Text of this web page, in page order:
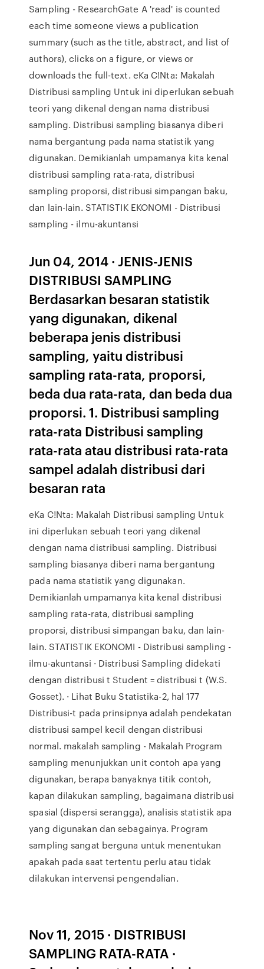
Sampling - ResearchGate A 'read' is counted
each time someone views a publication
summary (such as the title, abstract, and list of
authors), clicks on a figure, or views or
downloads the full-text. eKa C!Nta: Makalah
Distribusi sampling Untuk ini diperlukan sebuah
teori yang dikenal dengan nama distribusi
sampling. Distribusi sampling biasanya diberi
nama bergantung pada nama statistik yang
digunakan. Demikianlah umpamanya kita kenal
distribusi sampling rata-rata, distribusi
sampling proporsi, distribusi simpangan baku,
dan lain-lain. STATISTIK EKONOMI - Distribusi
sampling - ilmu-akuntansi
Jun 04, 2014 · JENIS-JENIS
DISTRIBUSI SAMPLING
Berdasarkan besaran statistik
yang digunakan, dikenal
beberapa jenis distribusi
sampling, yaitu distribusi
sampling rata-rata, proporsi,
beda dua rata-rata, dan beda dua
proporsi. 1. Distribusi sampling
rata-rata Distribusi sampling
rata-rata atau distribusi rata-rata
sampel adalah distribusi dari
besaran rata
eKa C!Nta: Makalah Distribusi sampling Untuk
ini diperlukan sebuah teori yang dikenal
dengan nama distribusi sampling. Distribusi
sampling biasanya diberi nama bergantung
pada nama statistik yang digunakan.
Demikianlah umpamanya kita kenal distribusi
sampling rata-rata, distribusi sampling
proporsi, distribusi simpangan baku, dan lain-
lain. STATISTIK EKONOMI - Distribusi sampling -
ilmu-akuntansi · Distribusi Sampling didekati
dengan distribusi t Student = distribusi t (W.S.
Gosset). · Lihat Buku Statistika-2, hal 177
Distribusi-t pada prinsipnya adalah pendekatan
distribusi sampel kecil dengan distribusi
normal. makalah sampling - Makalah Program
sampling menunjukkan unit contoh apa yang
digunakan, berapa banyaknya titik contoh,
kapan dilakukan sampling, bagaimana distribusi
spasial (dispersi serangga), analisis statistik apa
yang digunakan dan sebagainya. Program
sampling sangat berguna untuk menentukan
apakah pada saat tertentu perlu atau tidak
dilakukan intervensi pengendalian.
Nov 11, 2015 · DISTRIBUSI
SAMPLING RATA-RATA ·